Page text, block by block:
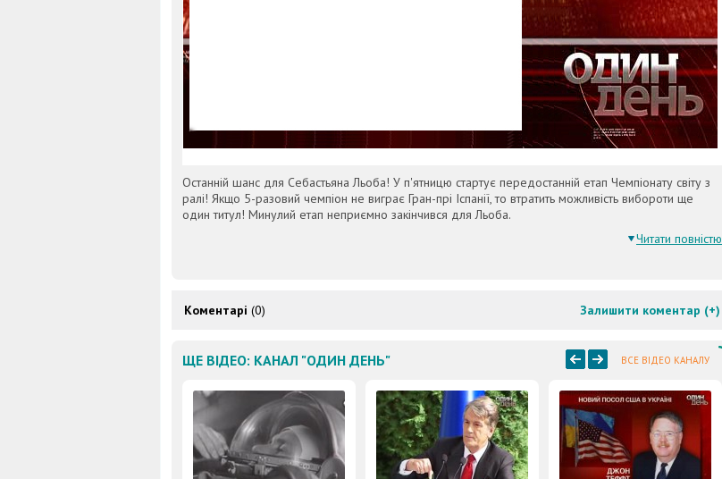
Останній шанс для Себастьяна Льоба! У п'ятницю стартує передостанній етап Чемпіонату світу з
ралі! Якщо 5-разовий чемпіон не виграє Гран-прі Іспанії, то втратить можливість вибороти ще
один титул! Минулий етап неприємно закінчився для Льоба.
Читати повністю
Залишити коментар (+)
Коментарі (0)
ВСЕ ВІДЕО КАНАЛУ
ЩЕ ВІДЕО: КАНАЛ "ОДИН ДЕНЬ"